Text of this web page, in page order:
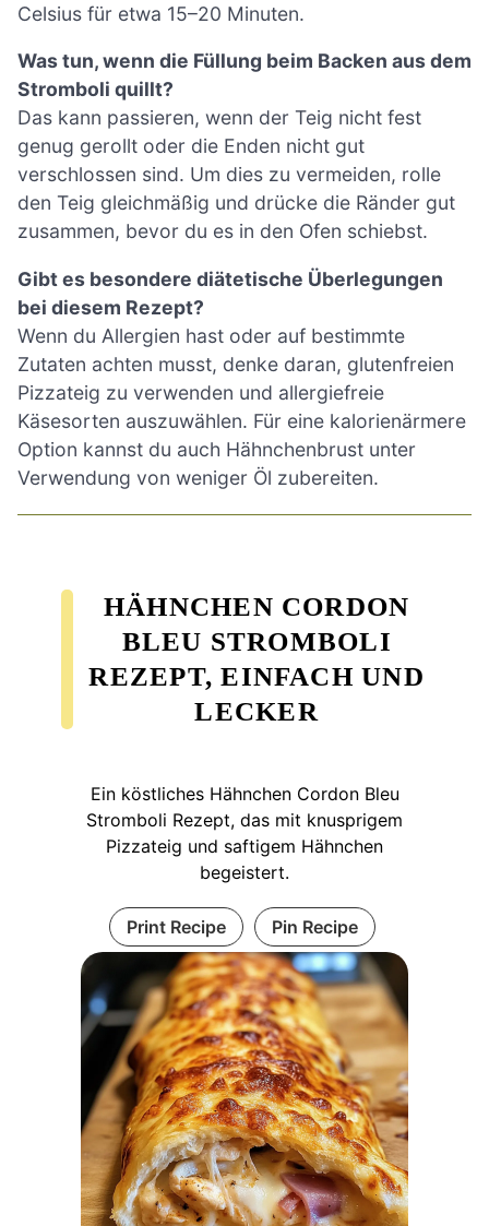
Celsius für etwa 15–20 Minuten.
Was tun, wenn die Füllung beim Backen aus dem
Stromboli quillt?
Das kann passieren, wenn der Teig nicht fest
genug gerollt oder die Enden nicht gut
verschlossen sind. Um dies zu vermeiden, rolle
den Teig gleichmäßig und drücke die Ränder gut
zusammen, bevor du es in den Ofen schiebst.
Gibt es besondere diätetische Überlegungen
bei diesem Rezept?
Wenn du Allergien hast oder auf bestimmte
Zutaten achten musst, denke daran, glutenfreien
Pizzateig zu verwenden und allergiefreie
Käsesorten auszuwählen. Für eine kalorienärmere
Option kannst du auch Hähnchenbrust unter
Verwendung von weniger Öl zubereiten.
HÄHNCHEN CORDON
BLEU STROMBOLI
REZEPT, EINFACH UND
LECKER
Ein köstliches Hähnchen Cordon Bleu
Stromboli Rezept, das mit knusprigem
Pizzateig und saftigem Hähnchen
begeistert.
Print Recipe Pin Recipe